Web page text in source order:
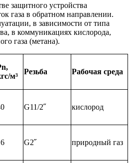
защитного устройства
газа в обратном направлении.
в зависимости от типа
в коммуникациях кислорода,
газа (метана).
м³
Резьба Рабочая среда
G11/2˝ кислород
G2˝ природный газ